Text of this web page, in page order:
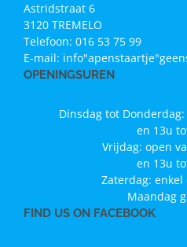
Astridstraat 6
3120 TREMELO
Telefoon: 016 53 75 99
E-mail:
OPENINGSUREN
Dinsdag tot
en 13u
Vrijdag: open
en 13u
Zaterdag: enkel
Maandag
FIND US ON FACEBOOK